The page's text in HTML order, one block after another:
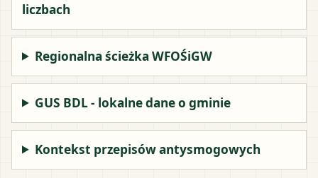
liczbach
Regionalna ścieżka WFOŚiGW
GUS BDL - lokalne dane o gminie
Kontekst przepisów antysmogowych